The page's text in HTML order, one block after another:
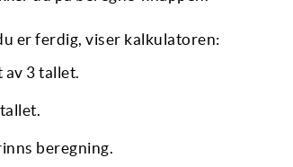
er ferdig, viser kalkulatoren:
3 tallet.
beregning.